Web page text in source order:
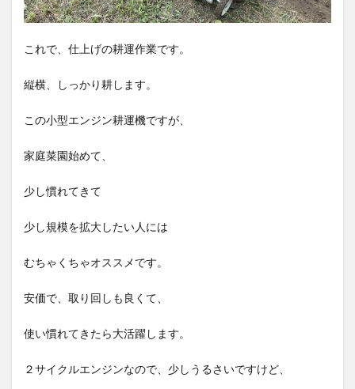
これで、仕上げの耕運作業です。
縦横、しっかり耕します。
この小型エンジン耕運機ですが、
家庭菜園始めて、
少し慣れてきて
少し規模を拡大したい人には
むちゃくちゃオススメです。
安価で、取り回しも良くて、
使い慣れてきたら大活躍します。
２サイクルエンジンなので、少しうるさいですけど、